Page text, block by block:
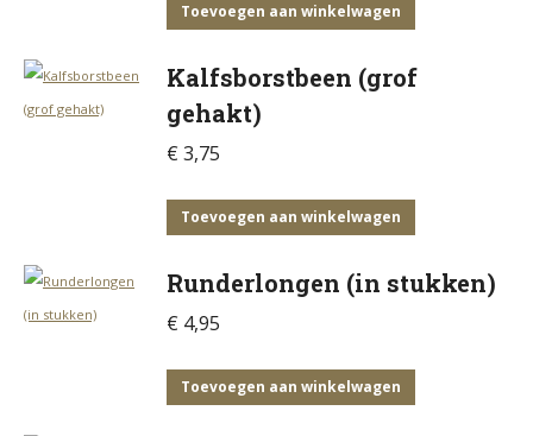
Toevoegen aan winkelwagen
Kalfsborstbeen (grof
gehakt)
€ 3,75
Toevoegen aan winkelwagen
Runderlongen (in stukken)
€ 4,95
Toevoegen aan winkelwagen